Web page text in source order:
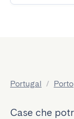
Portugal / Porto
Case che